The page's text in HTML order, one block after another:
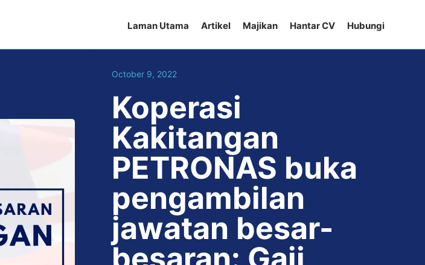
Laman Utama Artikel Majikan Hantar CV Hubungi
October 9, 2022
Koperasi
Kakitangan
PETRONAS buka
pengambilan
jawatan besar-